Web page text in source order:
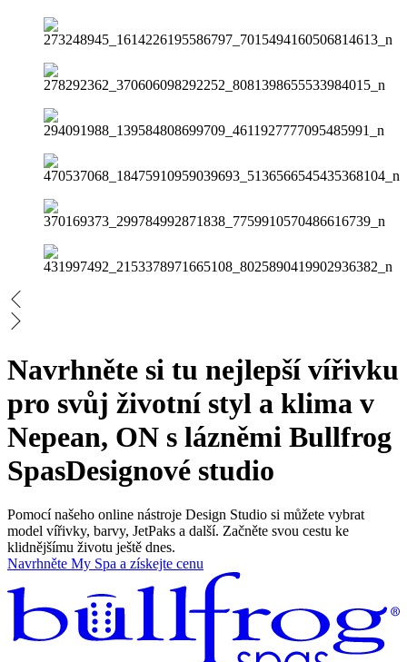
Navrhněte si tu nejlepší vířivku
pro svůj životní styl a klima v
Nepean, ON s lázněmi Bullfrog
SpasDesignové studio
Pomocí našeho online nástroje Design Studio si můžete vybrat
model vířivky, barvy, JetPaks a další. Začněte svou cestu ke
klidnějšímu životu ještě dnes.
Navrhněte My Spa a získejte cenu